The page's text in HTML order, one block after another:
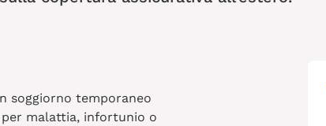
soggiorno temporaneo
malattia, infortunio o